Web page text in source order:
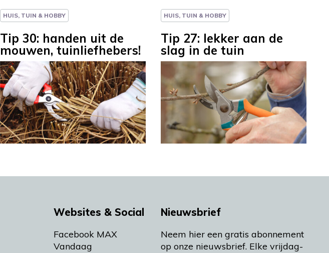
HUIS, TUIN & HOBBY
Tip 30: handen uit de
mouwen, tuinliefhebers!
HUIS, TUIN & HOBBY
Tip 27: lekker aan de
slag in de tuin
Websites & Social
Facebook MAX
Vandaag
Nieuwsbrief
Neem hier een gratis abonnement
op onze nieuwsbrief. Elke vrijdag-